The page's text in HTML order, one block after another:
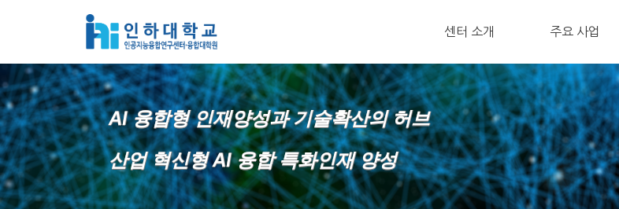
텐
츠
로
건
너
뛰
기
ㅤ센터 소개 주요 사업
AI 융합형 인재양성과 기술확산의 허브
산업 혁신형 AI 융합 특화인재 양성